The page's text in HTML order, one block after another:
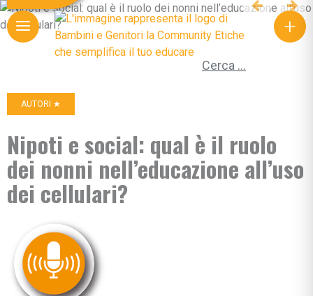
+
Ricerca per:
AUTORI ★
Nipoti e social: qual è il ruolo
dei nonni nell’educazione all’uso
dei cellulari?